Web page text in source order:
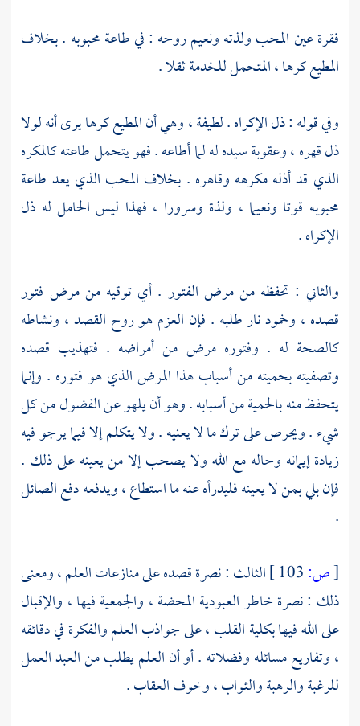
فقرة عين المحب ولذته ونعيم روحه : في طاعة محبوبه . بخلاف
المطيع كرها ، المتحمل للخدمة ثقلا .
وفي قوله : ذل الإكراه . لطيفة ، وهي أن المطيع كرها يرى أنه لولا
ذل قهره ، وعقوبة سيده له لما أطاعه . فهو يتحمل طاعته كالمكره
الذي قد أذله مكرهه وقاهره . بخلاف المحب الذي يعد طاعة
محبوبه قوتا ونعيما ، ولذة وسرورا ، فهذا ليس الحامل له ذل
الإكراه .
والثاني : تحفظه من مرض الفتور . أي توقيه من مرض فتور
قصده ، وخمود نار طلبه . فإن العزم هو روح القصد ، ونشاطه
كالصحة له . وفتوره مرض من أمراضه . فتهذيب قصده
وتصفيته بحميته من أسباب هذا المرض الذي هو فتوره . وإنما
يتحفظ منه بالحمية من أسبابه . وهو أن يلهو عن الفضول من كل
شيء . ويحرص على ترك ما لا يعنيه . ولا يتكلم إلا فيما يرجو فيه
زيادة إيمانه وحاله مع الله ولا يصحب إلا من يعينه على ذلك .
فإن بلي بمن لا يعينه فليدرأه عنه ما استطاع ، ويدفعه دفع الصائل
.
[ص:
الثالث : نصرة قصده على منازعات العلم ، ومعنى
ذلك : نصرة خاطر العبودية المحضة ، والجمعية فيها ، والإقبال
على الله فيها بكلية القلب ، على جواذب العلم والفكرة في دقائقه
، وتفاريع مسائله وفضلاته . أو أن العلم يطلب من العبد العمل
للرغبة والرهبة والثواب ، وخوف العقاب .